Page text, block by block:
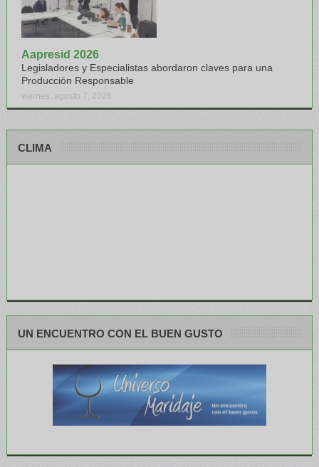
Aapresid 2026
Legisladores y Especialistas abordaron claves para una
Producción Responsable
viernes, agosto 7, 2026
CLIMA
UN ENCUENTRO CON EL BUEN GUSTO